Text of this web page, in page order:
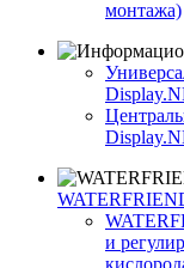
монтажа)
и